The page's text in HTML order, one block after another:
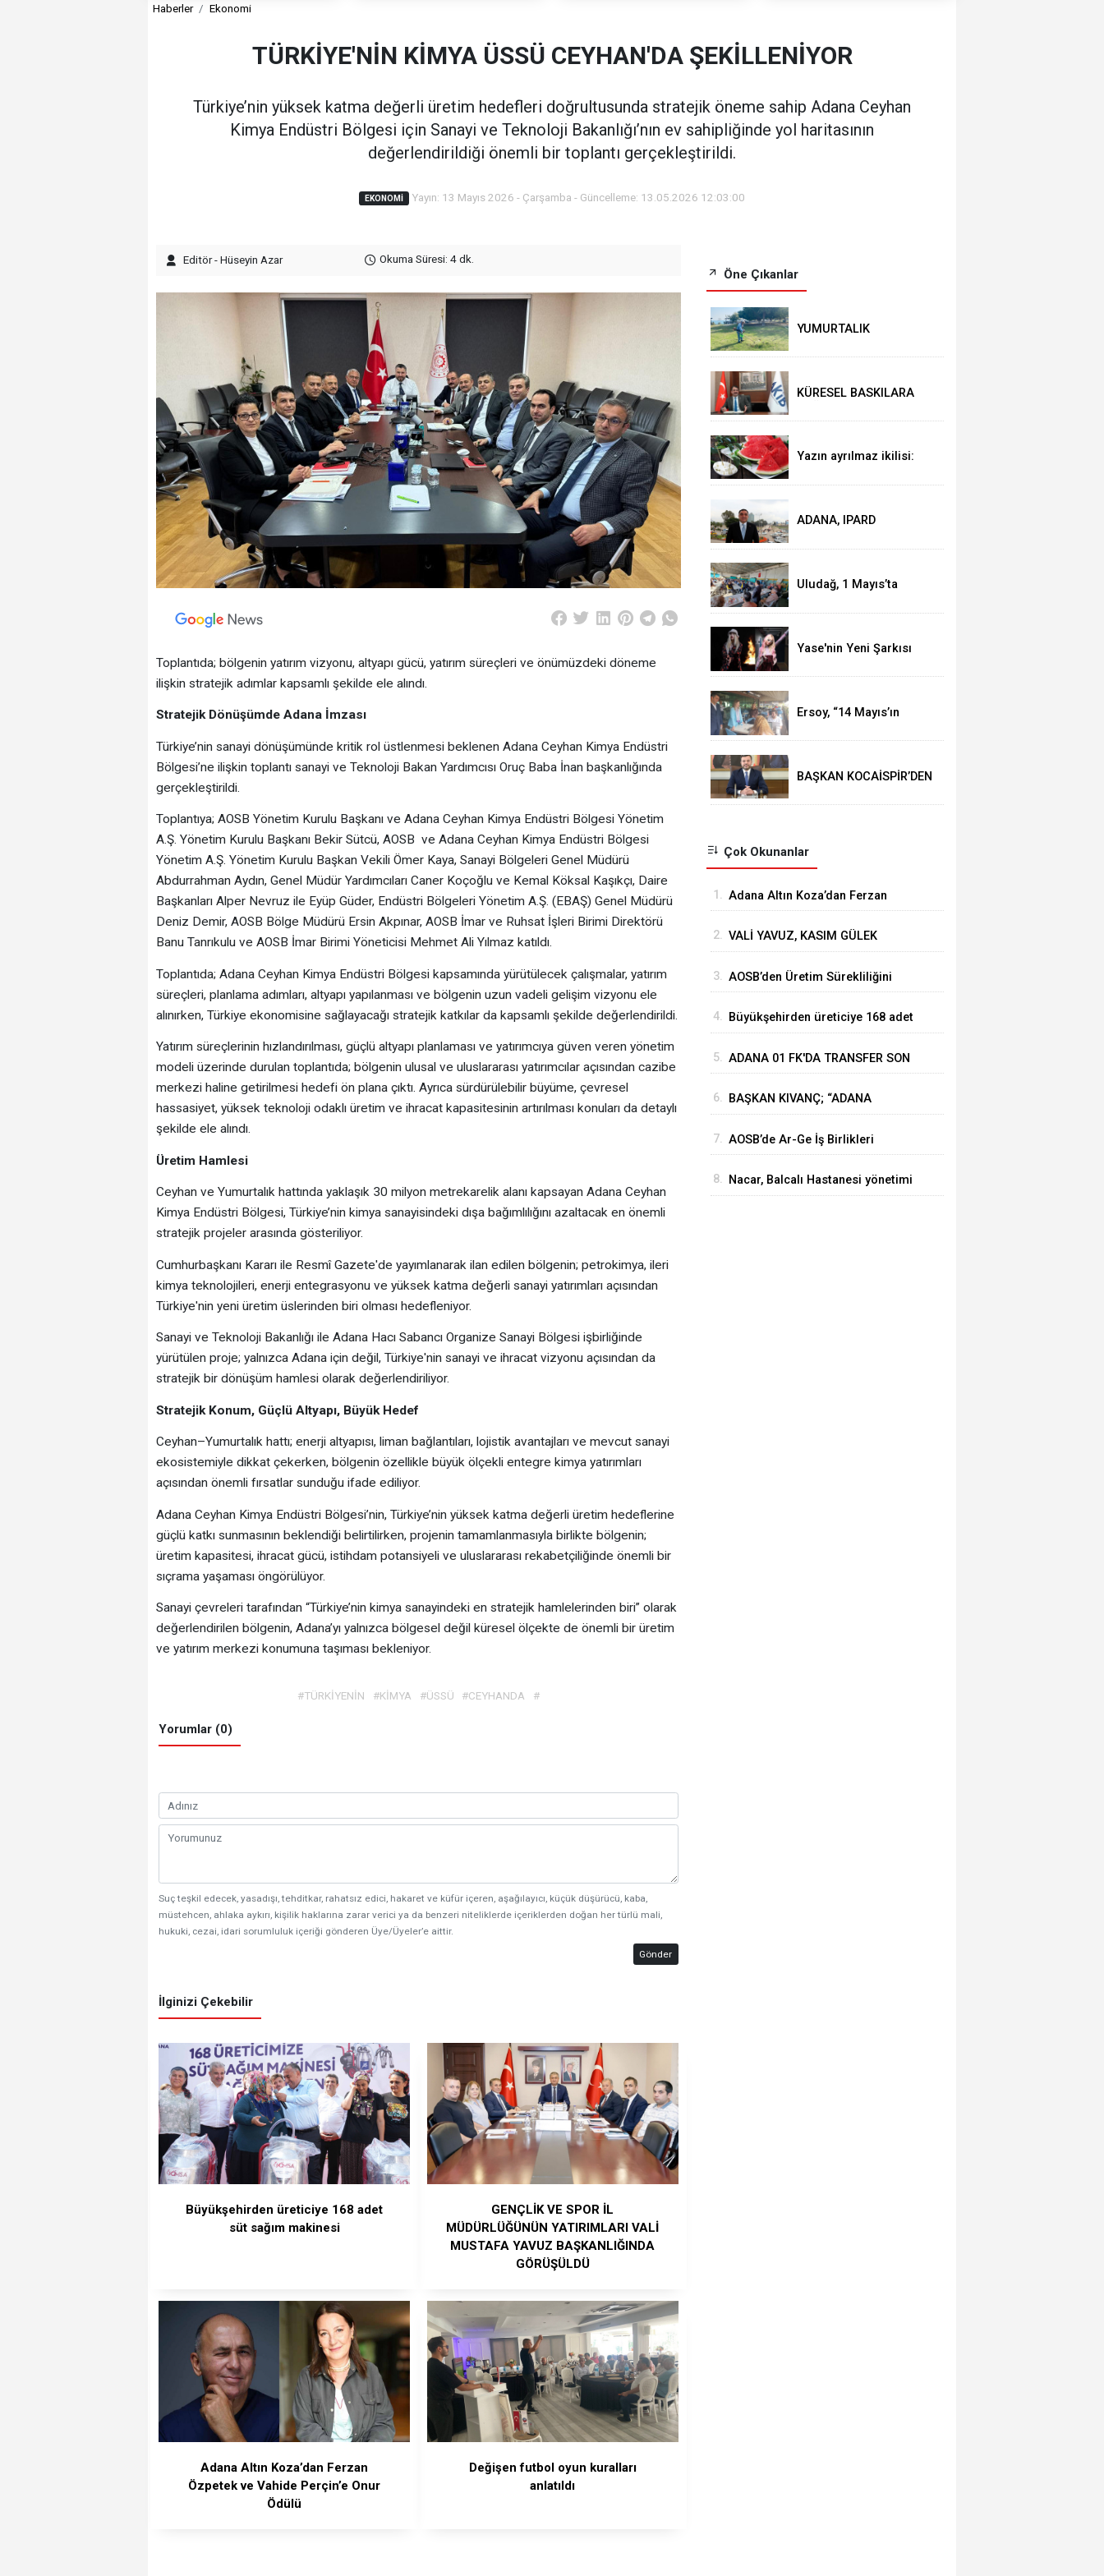
Haberler Ekonomi
TÜRKİYE'NİN KİMYA ÜSSÜ CEYHAN'DA ŞEKİLLENİYOR
Türkiye’nin yüksek katma değerli üretim hedefleri doğrultusunda stratejik öneme sahip Adana Ceyhan
Kimya Endüstri Bölgesi için Sanayi ve Teknoloji Bakanlığı’nın ev sahipliğinde yol haritasının
değerlendirildiği önemli bir toplantı gerçekleştirildi.
EKONOMI Yayın: 13 Mayıs 2026 - Çarşamba - Güncelleme: 13.05.2026 12:03:00
Editör - Hüseyin Azar Okuma Süresi: 4 dk.
Toplantıda; bölgenin yatırım vizyonu, altyapı gücü, yatırım süreçleri ve önümüzdeki döneme
ilişkin stratejik adımlar kapsamlı şekilde ele alındı.
Stratejik Dönüşümde Adana İmzası
Türkiye’nin sanayi dönüşümünde kritik rol üstlenmesi beklenen Adana Ceyhan Kimya Endüstri
Bölgesi’ne ilişkin toplantı sanayi ve Teknoloji Bakan Yardımcısı Oruç Baba İnan başkanlığında
gerçekleştirildi.
Toplantıya; AOSB Yönetim Kurulu Başkanı ve Adana Ceyhan Kimya Endüstri Bölgesi Yönetim
A.Ş. Yönetim Kurulu Başkanı Bekir Sütcü, AOSB ve Adana Ceyhan Kimya Endüstri Bölgesi
Yönetim A.Ş. Yönetim Kurulu Başkan Vekili Ömer Kaya, Sanayi Bölgeleri Genel Müdürü
Abdurrahman Aydın, Genel Müdür Yardımcıları Caner Koçoğlu ve Kemal Köksal Kaşıkçı, Daire
Başkanları Alper Nevruz ile Eyüp Güder, Endüstri Bölgeleri Yönetim A.Ş. (EBAŞ) Genel Müdürü
Deniz Demir, AOSB Bölge Müdürü Ersin Akpınar, AOSB İmar ve Ruhsat İşleri Birimi Direktörü
Banu Tanrıkulu ve AOSB İmar Birimi Yöneticisi Mehmet Ali Yılmaz katıldı.
Toplantıda; Adana Ceyhan Kimya Endüstri Bölgesi kapsamında yürütülecek çalışmalar, yatırım
süreçleri, planlama adımları, altyapı yapılanması ve bölgenin uzun vadeli gelişim vizyonu ele
alınırken, Türkiye ekonomisine sağlayacağı stratejik katkılar da kapsamlı şekilde değerlendirildi.
Yatırım süreçlerinin hızlandırılması, güçlü altyapı planlaması ve yatırımcıya güven veren yönetim
modeli üzerinde durulan toplantıda; bölgenin ulusal ve uluslararası yatırımcılar açısından cazibe
merkezi haline getirilmesi hedefi ön plana çıktı. Ayrıca sürdürülebilir büyüme, çevresel
hassasiyet, yüksek teknoloji odaklı üretim ve ihracat kapasitesinin artırılması konuları da detaylı
şekilde ele alındı.
Üretim Hamlesi
Ceyhan ve Yumurtalık hattında yaklaşık 30 milyon metrekarelik alanı kapsayan Adana Ceyhan
Kimya Endüstri Bölgesi, Türkiye’nin kimya sanayisindeki dışa bağımlılığını azaltacak en önemli
stratejik projeler arasında gösteriliyor.
Cumhurbaşkanı Kararı ile Resmî Gazete'de yayımlanarak ilan edilen bölgenin; petrokimya, ileri
kimya teknolojileri, enerji entegrasyonu ve yüksek katma değerli sanayi yatırımları açısından
Türkiye'nin yeni üretim üslerinden biri olması hedefleniyor.
Sanayi ve Teknoloji Bakanlığı ile Adana Hacı Sabancı Organize Sanayi Bölgesi işbirliğinde
yürütülen proje; yalnızca Adana için değil, Türkiye'nin sanayi ve ihracat vizyonu açısından da
stratejik bir dönüşüm hamlesi olarak değerlendiriliyor.
Stratejik Konum, Güçlü Altyapı, Büyük Hedef
Ceyhan–Yumurtalık hattı; enerji altyapısı, liman bağlantıları, lojistik avantajları ve mevcut sanayi
ekosistemiyle dikkat çekerken, bölgenin özellikle büyük ölçekli entegre kimya yatırımları
açısından önemli fırsatlar sunduğu ifade ediliyor.
Adana Ceyhan Kimya Endüstri Bölgesi’nin, Türkiye’nin yüksek katma değerli üretim hedeflerine
güçlü katkı sunmasının beklendiği belirtilirken, projenin tamamlanmasıyla birlikte bölgenin;
üretim kapasitesi, ihracat gücü, istihdam potansiyeli ve uluslararası rekabetçiliğinde önemli bir
sıçrama yaşaması öngörülüyor.
Sanayi çevreleri tarafından “Türkiye’nin kimya sanayindeki en stratejik hamlelerinden biri” olarak
değerlendirilen bölgenin, Adana’yı yalnızca bölgesel değil küresel ölçekte de önemli bir üretim
ve yatırım merkezi konumuna taşıması bekleniyor.
#TÜRKİYENİN #KİMYA #ÜSSÜ #CEYHANDA #
Yorumlar (0)
Suç teşkil edecek, yasadışı, tehditkar, rahatsız edici, hakaret ve küfür içeren, aşağılayıcı, küçük düşürücü, kaba,
müstehcen, ahlaka aykırı, kişilik haklarına zarar verici ya da benzeri niteliklerde içeriklerden doğan her türlü mali,
hukuki, cezai, idari sorumluluk içeriği gönderen Üye/Üyeler’e aittir.
Gönder
İlginizi Çekebilir
Büyükşehirden üreticiye 168 adet
süt sağım makinesi
GENÇLİK VE SPOR İL
MÜDÜRLÜĞÜNÜN YATIRIMLARI VALİ
MUSTAFA YAVUZ BAŞKANLIĞINDA
GÖRÜŞÜLDÜ
Adana Altın Koza’dan Ferzan
Özpetek ve Vahide Perçin’e Onur
Ödülü
Değişen futbol oyun kuralları
anlatıldı
Öne Çıkanlar
YUMURTALIK
ALAN HAMLESİ
KÜRESEL BASKILARA
293,3 MİLYON DOLARLIK
Yazın ayrılmaz ikilisi:
ADANA, IPARD
Uludağ, 1 Mayıs’ta
Yase'nin Yeni Şarkısı
Buluştu
Ersoy, “14 Mayıs’ın
BAŞKAN KOCAİSPİR’DEN
MESAJI
Çok Okunanlar
1. Adana Altın Koza’dan Ferzan
Ödülü
2. VALİ YAVUZ, KASIM GÜLEK
ÇALIŞMALARI İNCELEDİ
3. ⁠AOSB’den Üretim Sürekliliğini
4. Büyükşehirden üreticiye 168 adet
5. ADANA 01 FK'DA TRANSFER SON
6. BAŞKAN KIVANÇ; “ADANA
DOLARA YAKLAŞTI”
7. AOSB’de Ar-Ge İş Birlikleri
8. Nacar, Balcalı Hastanesi yönetimi